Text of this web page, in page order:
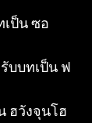
เป็น ซอ
บบทเป็น ฟ
ฮวังจุนโฮ